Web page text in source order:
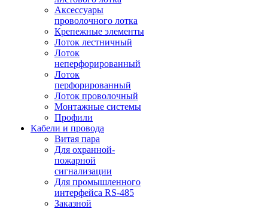
Аксессуары
проволочного лотка
Крепежные элементы
Лоток лестничный
Лоток
неперфорированный
Лоток
перфорированный
Лоток проволочный
Монтажные системы
Профили
Кабели и провода
Витая пара
Для охранной-
пожарной
сигнализации
Для промышленного
интерфейса RS-485
Заказной